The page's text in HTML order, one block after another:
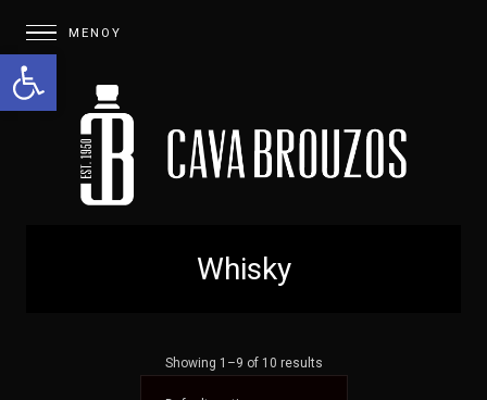
Open toolbar
Whisky
Showing 1–9 of 10 results